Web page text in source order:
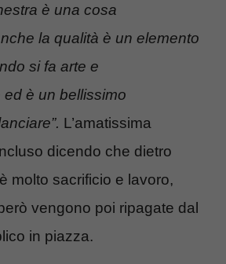
è una cosa
la qualità è un elemento
si fa arte e
è un bellissimo
L’amatissima
dicendo che dietro
molto sacrificio e lavoro,
vengono poi ripagate dal
in piazza.